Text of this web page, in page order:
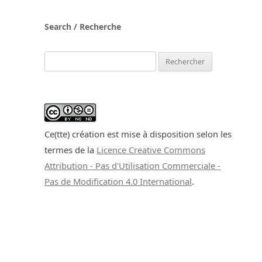
Search / Recherche
Ce(tte) création est mise à disposition selon les
termes de la Licence Creative Commons
Attribution - Pas d'Utilisation Commerciale -
Pas de Modification 4.0 International.